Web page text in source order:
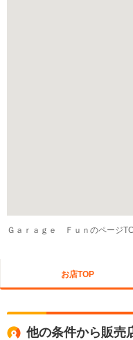
Ｇａｒａｇｅ Ｆｕｎのページ
お店TOP
他の条件から販売